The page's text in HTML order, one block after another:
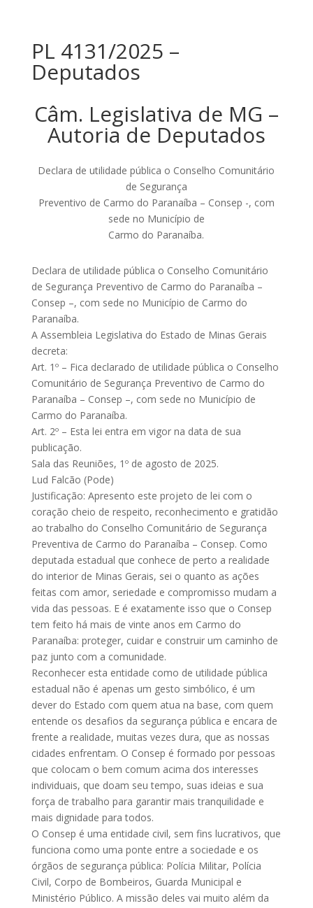
PL 4131/2025 –
Deputados
Câm. Legislativa de MG –
Autoria de Deputados
Declara de utilidade pública o Conselho Comunitário
de Segurança
Preventivo de Carmo do Paranaíba – Consep -, com
sede no Município de
Carmo do Paranaíba.
Declara de utilidade pública o Conselho Comunitário
de Segurança Preventivo de Carmo do Paranaíba –
Consep –, com sede no Município de Carmo do
Paranaíba.
A Assembleia Legislativa do Estado de Minas Gerais
decreta:
Art. 1º – Fica declarado de utilidade pública o Conselho
Comunitário de Segurança Preventivo de Carmo do
Paranaíba – Consep –, com sede no Município de
Carmo do Paranaíba.
Art. 2º – Esta lei entra em vigor na data de sua
publicação.
Sala das Reuniões, 1º de agosto de 2025.
Lud Falcão (Pode)
Justificação: Apresento este projeto de lei com o
coração cheio de respeito, reconhecimento e gratidão
ao trabalho do Conselho Comunitário de Segurança
Preventiva de Carmo do Paranaíba – Consep. Como
deputada estadual que conhece de perto a realidade
do interior de Minas Gerais, sei o quanto as ações
feitas com amor, seriedade e compromisso mudam a
vida das pessoas. E é exatamente isso que o Consep
tem feito há mais de vinte anos em Carmo do
Paranaíba: proteger, cuidar e construir um caminho de
paz junto com a comunidade.
Reconhecer esta entidade como de utilidade pública
estadual não é apenas um gesto simbólico, é um
dever do Estado com quem atua na base, com quem
entende os desafios da segurança pública e encara de
frente a realidade, muitas vezes dura, que as nossas
cidades enfrentam. O Consep é formado por pessoas
que colocam o bem comum acima dos interesses
individuais, que doam seu tempo, suas ideias e sua
força de trabalho para garantir mais tranquilidade e
mais dignidade para todos.
O Consep é uma entidade civil, sem fins lucrativos, que
funciona como uma ponte entre a sociedade e os
órgãos de segurança pública: Polícia Militar, Polícia
Civil, Corpo de Bombeiros, Guarda Municipal e
Ministério Público. A missão deles vai muito além da